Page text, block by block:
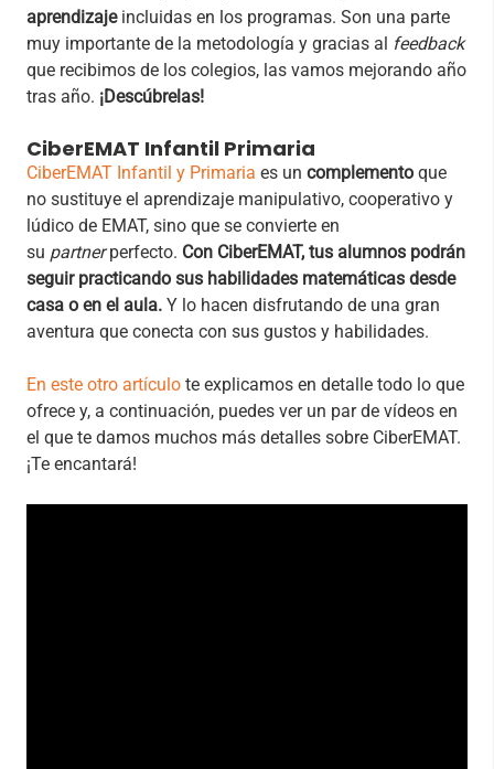
aprendizajeincluidas en los programas. Son una parte
muy importante de la metodología y gracias al feedback
que recibimos de los colegios, las vamos mejorando año
tras año. ¡Descúbrelas!
CiberEMAT Infantil Primaria
CiberEMAT Infantil y Primaria es un complemento que
no sustituye el aprendizaje manipulativo, cooperativo y
lúdico de EMAT, sino que se convierte en
su partnerperfecto. Con CiberEMAT, tus alumnos podrán
seguir practicando sus habilidades matemáticas desde
casa o en el aula. Y lo hacen disfrutando de una gran
aventura que conecta con sus gustos y habilidades.
En este otro artículo te explicamos en detalle todo lo que
ofrece y, a continuación, puedes ver un par de vídeos en
el que te damos muchos más detalles sobre CiberEMAT.
¡Te encantará!